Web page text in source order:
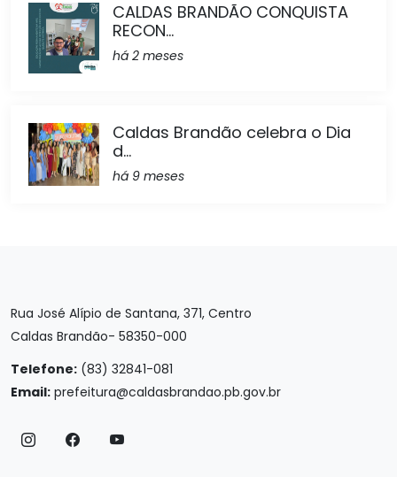
CALDAS BRANDÃO CONQUISTA
RECON...
há 2 meses
Caldas Brandão celebra o Dia
d...
há 9 meses
Rua José Alípio de Santana, 371, Centro
Caldas Brandão- 58350-000
Telefone: (83) 32841-081
Email: prefeitura@caldasbrandao.pb.gov.br